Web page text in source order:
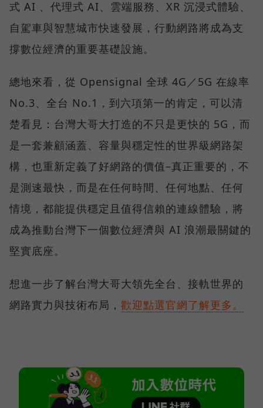
式 AI 、代理式 AI、雲端服務、XR 沉浸式體驗、
自駕車與智慧城市快速發展，行動網路將成為支
撐數位經濟的重要基礎設施。
總地來看，從 Opensignal 全球 4G／5G 在線率
No.3、全台 No.1，到六項第一的肯定，可以清
楚看見：台灣大哥大打造的不只是更快的 5G，而
是一套兼顧涵蓋、容量與穩定性的世界級網路架
構，也重新定義了好網路的價值–真正重要的，不
是測速最快，而是在任何時間、任何地點、任何
情境，都能提供穩定且值得信賴的連線體驗，將
成為推動台灣下一個數位經濟與 AI 浪潮最關鍵的
堅實底座。
想進一步了解台灣大哥大領先全台、接軌世界的
網路實力與技術布局， 歡迎點選官網了解更多。